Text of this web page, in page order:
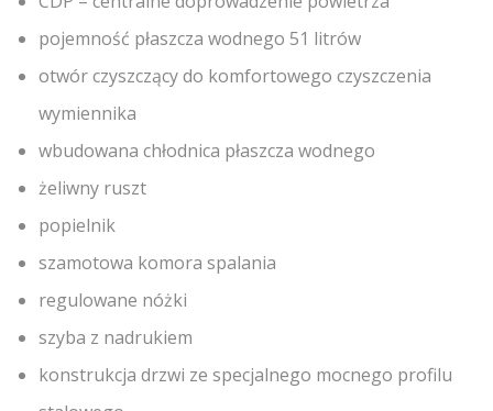
pojemność płaszcza wodnego 51 litrów
otwór czyszczący do komfortowego czyszczenia
wymiennika
wbudowana chłodnica płaszcza wodnego
żeliwny ruszt
popielnik
szamotowa komora spalania
regulowane nóżki
szyba z nadrukiem
konstrukcja drzwi ze specjalnego mocnego profilu